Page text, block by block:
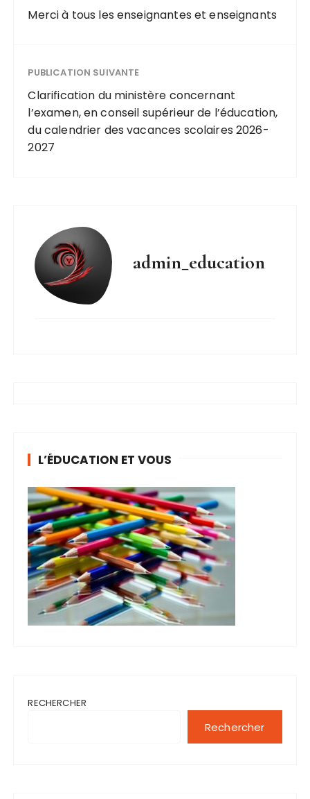
Merci à tous les enseignantes et enseignants
PUBLICATION SUIVANTE
Clarification du ministère concernant
l’examen, en conseil supérieur de l’éducation,
du calendrier des vacances scolaires 2026-
2027
admin_education
L’ÉDUCATION ET VOUS
RECHERCHER
Rechercher